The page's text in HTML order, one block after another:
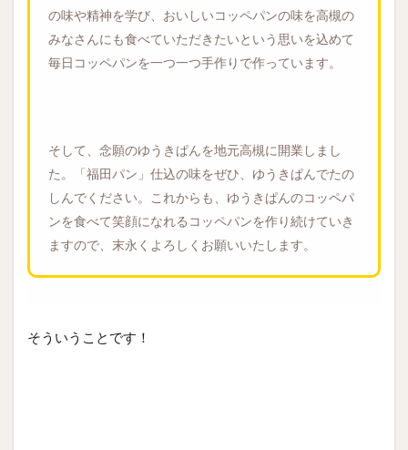
の味や精神を学び、おいしいコッペパンの味を高槻の
みなさんにも食べていただきたいという思いを込めて
毎日コッペパンを一つ一つ手作りで作っています。
そして、念願のゆうきぱんを地元高槻に開業しまし
た。「福田パン」仕込の味をぜひ、ゆうきぱんでたの
しんでください。これからも、ゆうきぱんのコッペパ
ンを食べて笑顔になれるコッペパンを作り続けていき
ますので、末永くよろしくお願いいたします。
そういうことです！